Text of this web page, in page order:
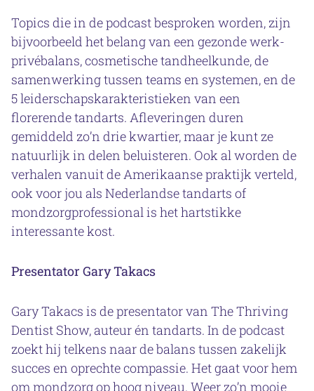
Topics die in de podcast besproken worden, zijn
bijvoorbeeld het belang van een gezonde werk-
privébalans, cosmetische tandheelkunde, de
samenwerking tussen teams en systemen, en de
5 leiderschapskarakteristieken van een
florerende tandarts. Afleveringen duren
gemiddeld zo’n drie kwartier, maar je kunt ze
natuurlijk in delen beluisteren. Ook al worden de
verhalen vanuit de Amerikaanse praktijk verteld,
ook voor jou als Nederlandse tandarts of
mondzorgprofessional is het hartstikke
interessante kost.
Presentator Gary Takacs
Gary Takacs is de presentator van The Thriving
Dentist Show, auteur én tandarts. In de podcast
zoekt hij telkens naar de balans tussen zakelijk
succes en oprechte compassie. Het gaat voor hem
om mondzorg op hoog niveau. Weer zo’n mooie